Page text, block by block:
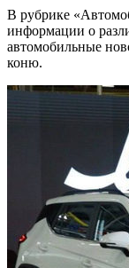
В рубрике
информации о
автомобильные
коню.